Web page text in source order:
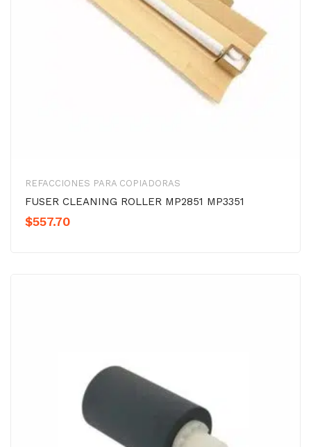
REFACCIONES PARA COPIADORAS
FUSER CLEANING ROLLER MP2851 MP3351
$557.70